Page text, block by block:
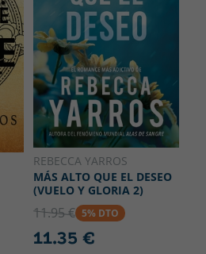
REBECCA YARROS
MÁS ALTO QUE EL DESEO
(VUELO Y GLORIA 2)
11.95 € 5% DTO
11.35 €